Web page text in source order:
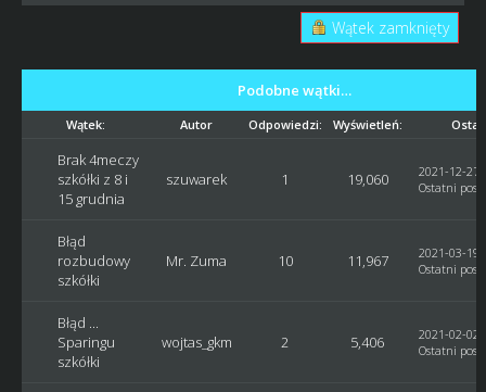
Wątek zamknięty
Podobne wątki…
Wątek: Autor Odpowiedzi: Wyświetleń:
Brak 4meczy
szkółki z 8 i
15 grudnia
szuwarek 1 19,060
2021-12-27,
Ostatni post
Błąd
rozbudowy
szkółki
Mr. Zuma 10 11,967
2021-03-19,
Ostatni post
Błąd ...
Sparingu
szkółki
wojtas_gkm 2 5,406
2021-02-02,
Ostatni post